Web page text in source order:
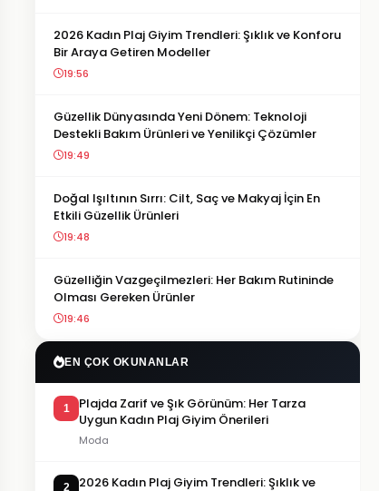
2026 Kadın Plaj Giyim Trendleri: Şıklık ve Konforu
Bir Araya Getiren Modeller
19:56
Güzellik Dünyasında Yeni Dönem: Teknoloji
Destekli Bakım Ürünleri ve Yenilikçi Çözümler
19:49
Doğal Işıltının Sırrı: Cilt, Saç ve Makyaj İçin En
Etkili Güzellik Ürünleri
19:48
Güzelliğin Vazgeçilmezleri: Her Bakım Rutininde
Olması Gereken Ürünler
19:46
EN ÇOK OKUNANLAR
1
Plajda Zarif ve Şık Görünüm: Her Tarza
Uygun Kadın Plaj Giyim Önerileri
Moda
2
2026 Kadın Plaj Giyim Trendleri: Şıklık ve